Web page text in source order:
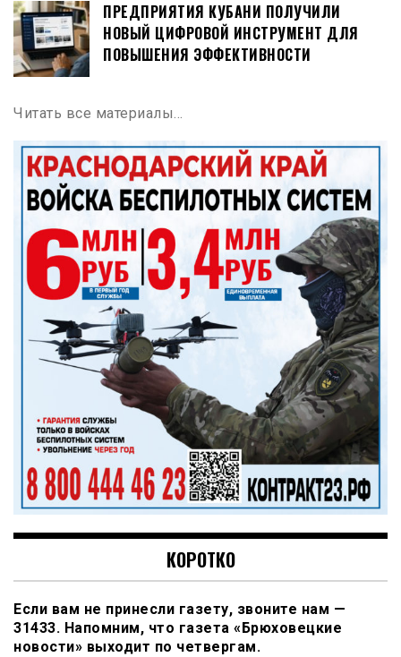
ПРЕДПРИЯТИЯ КУБАНИ ПОЛУЧИЛИ
НОВЫЙ ЦИФРОВОЙ ИНСТРУМЕНТ ДЛЯ
ПОВЫШЕНИЯ ЭФФЕКТИВНОСТИ
Читать все материалы…
КОРОТКО
Если вам не принесли газету, звоните нам —
31433. Напомним, что газета «Брюховецкие
новости» выходит по четвергам.